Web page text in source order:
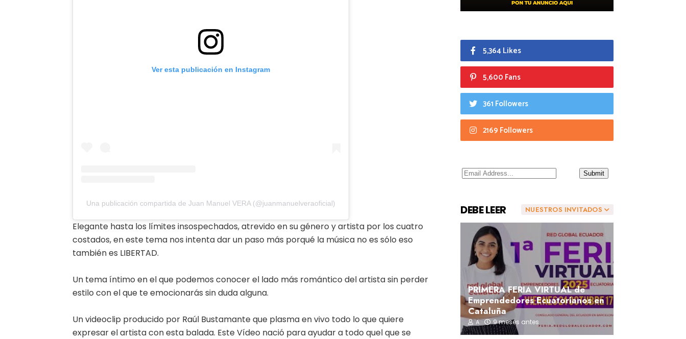
Ver esta publicación en Instagram
Una publicación compartida de Juan Manuel VERA (@juanmanuelveraoficial)
Elegante hasta los límites insospechados, atrevido en su género y artista por los cuatro
costados, en este tema nos intenta dar un paso más porqué la música no es sólo eso
también es LIBERTAD.
Un tema íntimo en el que podemos conocer el lado más romántico del artista sin perder
estilo con el que te emocionarás sin duda alguna.
Un videoclip producido por Raúl Bustamante que plasma en vivo todo lo que quiere
expresar el artista con esta balada. Este Vídeo nació para ayudar a todo quel que se
5,364 Likes
5,600 Fans
361 Followers
2169 Followers
NUESTROS INVITADOS
DEBE LEER
PRIMERA FERIA VIRTUAL de
Emprendedores Ecuatorianos en
Cataluña
A 9 meses antes